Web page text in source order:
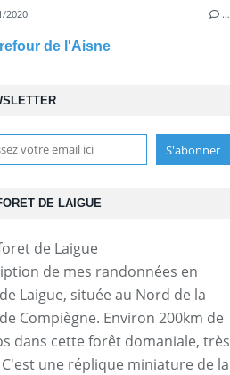
DE LAIGUE
de mes randonnées en
Laigue, située au Nord de la
Compiègne. Environ 200km de
dans cette forêt domaniale, très
une réplique miniature de la
2020 …
de l'Aisne